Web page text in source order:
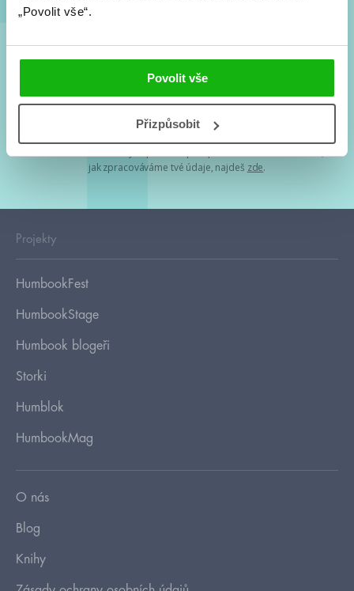
„Povolit vše“.
Povolit vše
Přizpůsobit
Souhlasím spodmínkami zpracování osobních údajů
Tvá e-mailová adresa je u nás v bezpečí. Přečti si
jak zpracováváme tvé údaje, najdeš zde.
Projekty
HumbookFest
HumbookStage
Humbook blogeři
Storki
Humblok
HumbookMag
O nás
Blog
Knihy